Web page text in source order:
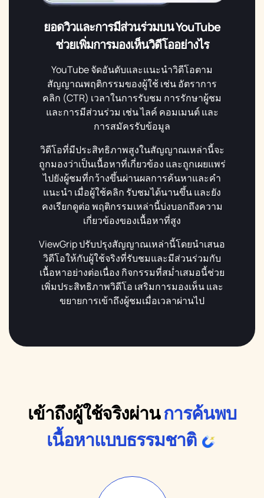
ยอดวิวและการมีส่วนร่วมบน YouTube
ช่วยเพิ่มการมองเห็นวิดีโออย่างไร
YouTube จัดอันดับและแนะนำวิดีโอตาม
สัญญาณพฤติกรรมของผู้ใช้ เช่น อัตราการ
คลิก (CTR) เวลาในการรับชม การรักษาผู้ชม
และการมีส่วนร่วม เช่น ไลค์ คอมเมนต์ และ
การสมัครรับข้อมูล
วิดีโอที่มีประสิทธิภาพสูงในสัญญาณเหล่านี้จะ
ถูกมองว่าเป็นเนื้อหาที่เกี่ยวข้อง และถูกเผยแพร่
ไปยังผู้ชมที่กว้างขึ้นผ่านผลการค้นหาและคำ
แนะนำ เมื่อผู้ใช้คลิก รับชมได้นานขึ้น และยัง
คงเรียกดูต่อ พฤติกรรมเหล่านี้บ่งบอกถึงความ
เกี่ยวข้องของเนื้อหาที่สูง
ViewGrip ปรับปรุงสัญญาณเหล่านี้โดยนำเสนอ
วิดีโอให้กับผู้ใช้จริงที่รับชมและมีส่วนร่วมกับ
เนื้อหาอย่างต่อเนื่อง กิจกรรมที่สม่ำเสมอนี้ช่วย
เพิ่มประสิทธิภาพวิดีโอ เสริมการมองเห็น และ
ขยายการเข้าถึงผู้ชมเมื่อเวลาผ่านไป
เข้าถึงผู้ใช้จริงผ่านการค้นพบ
เนื้อหาแบบธรรมชาติ